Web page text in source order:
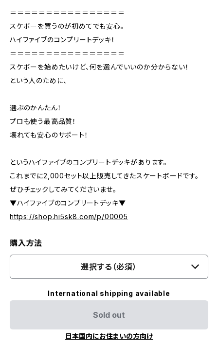
＝＝＝＝＝＝＝＝＝＝＝＝＝＝＝＝
スケボーを買うのが初めてでも安心。
ハイファイブのコンプリートデッキ！
＝＝＝＝＝＝＝＝＝＝＝＝＝＝＝＝
スケボーを始めたいけど、何を選んでいいのか分からない！
という人のために、
選ぶのかんたん！
プロも使う最高品質！
壊れても安心のサポート！
というハイファイブのコンプリートデッキがあります。
これまでに2,000セット以上販売してきたスケートボードです。
ぜひチェックしてみてくださいませ。
▼ハイファイブのコンプリートデッキ▼
https://shop.hi5sk8.com/p/00005
購入方法
選択する（必須）
International shipping available
Sold out
日本国内にお住まいの方向け